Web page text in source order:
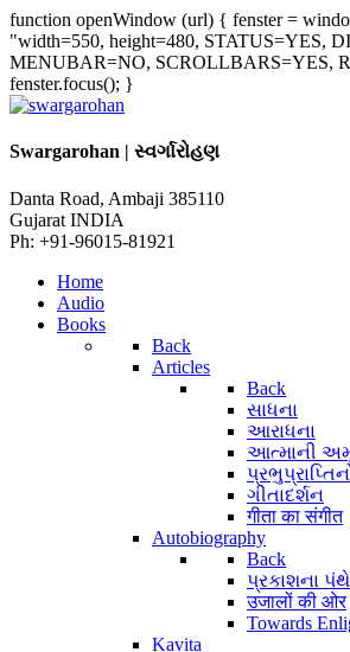
function openWindow (url) { fenster =
"width=550, height=480, STATUS=YES,
MENUBAR=NO, SCROLLBARS=YES,
fenster.focus(); }
Swargarohan | સ્વર્ગારોહણ
Danta Road, Ambaji 385110
Gujarat INDIA
Ph: +91-96015-81921
Home
Audio
Books
Back
Articles
Back
સાધના
આરાધના
આત્માની
ગીતાદર્શન
गीता का संगीत
Autobiography
Back
પ્રકાશના પંથે
उजालों की ओर
Towards
Kavita